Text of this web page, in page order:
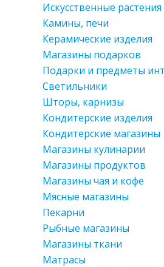
Искусственные
Камины, печи
Керамические изделия
Магазины подарков
Подарки и предметы
Светильники
Шторы, карнизы
Кондитерские изделия
Кондитерские магазины
Магазины кулинарии
Магазины продуктов
Магазины чая и кофе
Мясные магазины
Пекарни
Рыбные магазины
Магазины ткани
Матрасы